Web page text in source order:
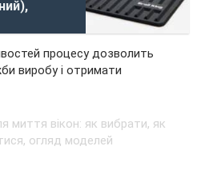
процесу дозволить
виробу і отримати